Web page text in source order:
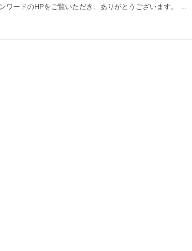
ワードのHPをご覧いただき、ありがとうございます。 …